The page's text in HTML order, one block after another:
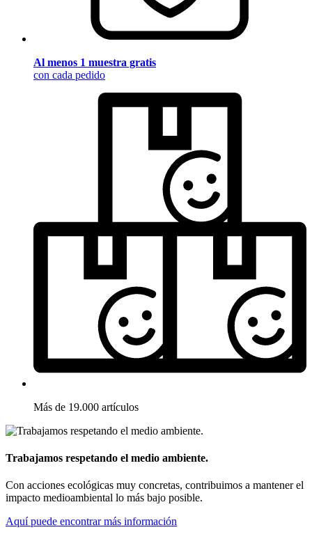
Al menos 1 muestra gratis
con cada pedido
Más de 19.000 artículos
Trabajamos respetando el medio ambiente.
Con acciones ecológicas muy concretas, contribuimos a mantener el
impacto medioambiental lo más bajo posible.
Aquí puede encontrar más información